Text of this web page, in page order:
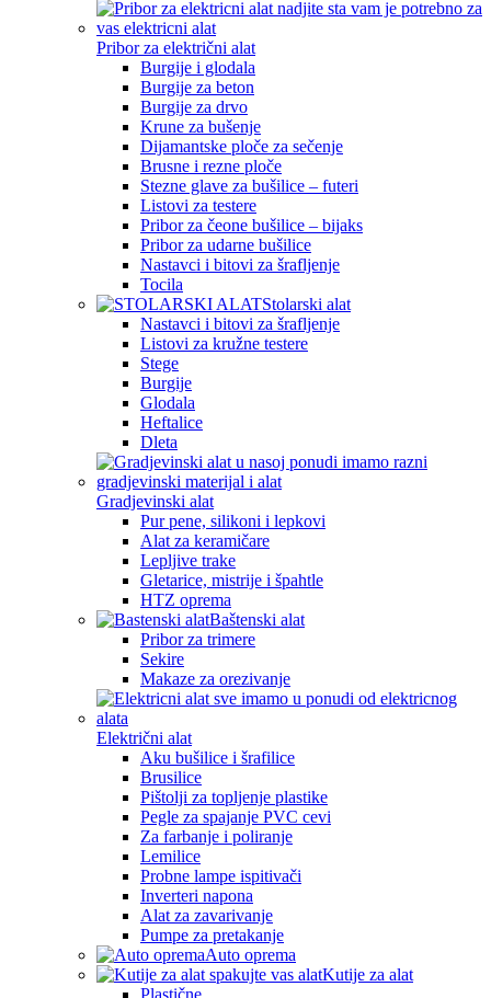
Pribor za električni alat
Burgije i glodala
Burgije za beton
Burgije za drvo
Krune za bušenje
Dijamantske ploče za sečenje
Brusne i rezne ploče
Stezne glave za bušilice – futeri
Listovi za testere
Pribor za čeone bušilice – bijaks
Pribor za udarne bušilice
Nastavci i bitovi za šrafljenje
Tocila
Stolarski alat
Nastavci i bitovi za šrafljenje
Listovi za kružne testere
Stege
Burgije
Glodala
Heftalice
Dleta
Gradjevinski alat
Pur pene, silikoni i lepkovi
Alat za keramičare
Lepljive trake
Gletarice, mistrije i špahtle
HTZ oprema
Baštenski alat
Pribor za trimere
Sekire
Makaze za orezivanje
Električni alat
Aku bušilice i šrafilice
Brusilice
Pištolji za topljenje plastike
Pegle za spajanje PVC cevi
Za farbanje i poliranje
Lemilice
Probne lampe ispitivači
Inverteri napona
Alat za zavarivanje
Pumpe za pretakanje
Auto oprema
Kutije za alat